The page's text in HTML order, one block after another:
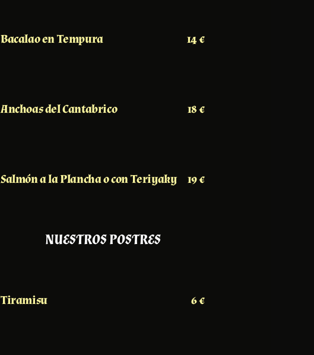
Bacalao en Tempura 14 €
Anchoas del Cantabrico 18 €
Salmón a la Plancha o con Teriyaky 19 €
NUESTROS POSTRES
Tiramisu 6 €